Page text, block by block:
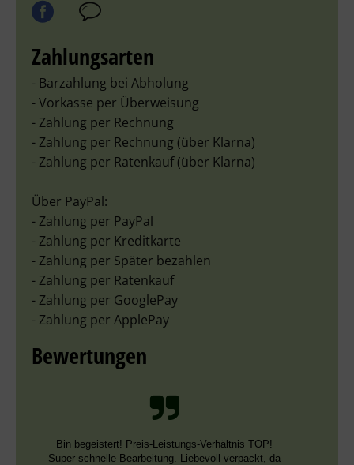
Zahlungsarten
- Barzahlung bei Abholung
- Vorkasse per Überweisung
- Zahlung per Rechnung
- Zahlung per Rechnung (über Klarna)
- Zahlung per Ratenkauf (über Klarna)
Über PayPal:
- Zahlung per PayPal
- Zahlung per Kreditkarte
- Zahlung per Später bezahlen
- Zahlung per Ratenkauf
- Zahlung per GooglePay
- Zahlung per ApplePay
Bewertungen
Bin begeistert! Preis-Leistungs-Verhältnis TOP!
Super schnelle Bearbeitung. Liebevoll verpackt, da